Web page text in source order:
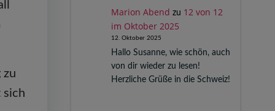
zu
sich
Marion Abend zu 12 von 12
im Oktober 2025
12. Oktober 2025
Hallo Susanne, wie schön, auch
von dir wieder zu lesen!
Herzliche Grüße in die Schweiz!